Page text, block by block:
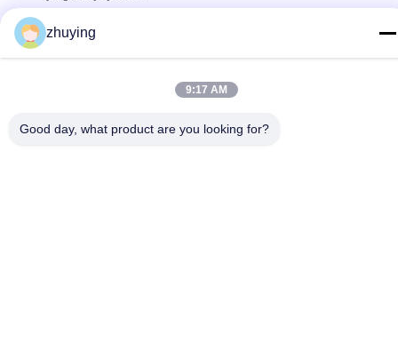
Adresse
DE CHANGZHOU DE SECTEUR DE ZHONGLOU
Politique de confidentialité| Plan du site
zhuying
9:17 AM
Good day, what product are you looking for?